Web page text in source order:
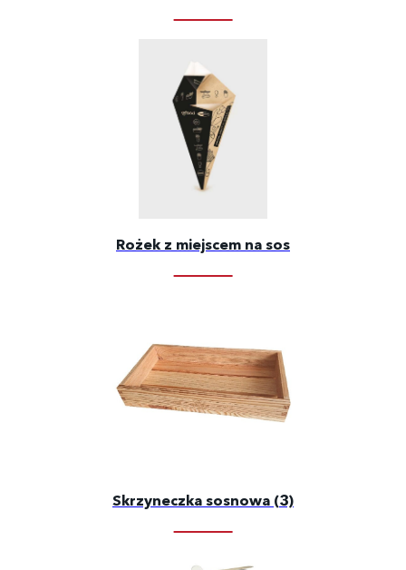
Rożek z miejscem na sos
Skrzyneczka sosnowa (3)